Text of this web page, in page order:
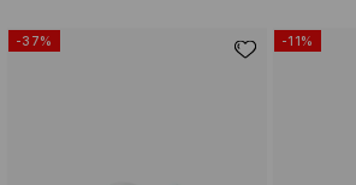
-37% -11%